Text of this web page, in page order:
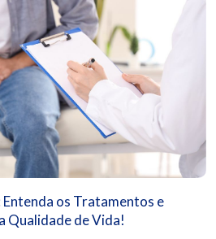
os Tratamentos e
Qualidade de Vida!